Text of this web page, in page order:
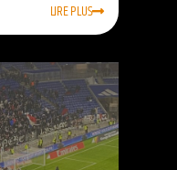
LIRE PLUS